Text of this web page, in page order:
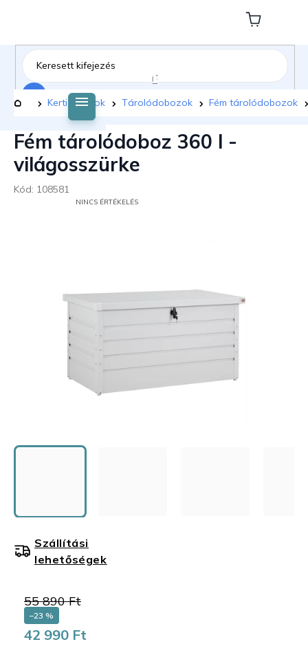
tartalomhoz
Kosár
Kezdőlap
Kerti bútorok Tárolódobozok Fém tárolódobozok
Fém tárolódoboz 360 l -
világosszürke
Kód: 108581
NINCS ÉRTÉKELÉS
55 890 Ft
–23 %
42 990 Ft
Szállítási
lehetőségek